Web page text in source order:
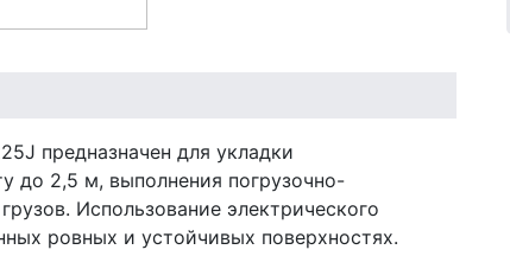
предназначен для укладки
до 2,5 м, выполнения погрузочно-
Использование электрического
ровных и устойчивых поверхностях.